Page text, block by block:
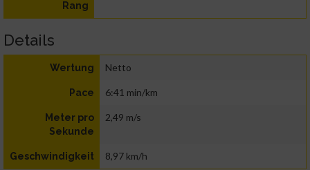
Rang
Details
Wertung Netto
Pace 6:41 min/km
Meter pro
Sekunde
2,49 m/s
Geschwindigkeit 8,97 km/h